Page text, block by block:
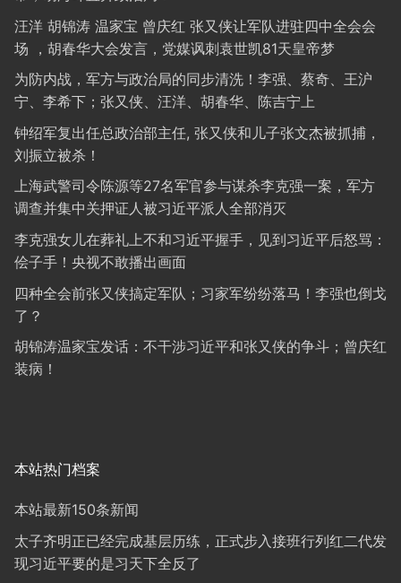
汪洋 胡锦涛 温家宝 曾庆红 张又侠让军队进驻四中全会会
场 ，胡春华大会发言，党媒讽刺袁世凯81天皇帝梦
为防内战，军方与政治局的同步清洗！李强、蔡奇、王沪
宁、李希下；张又侠、汪洋、胡春华、陈吉宁上
钟绍军复出任总政治部主任, 张又侠和儿子张文杰被抓捕，
刘振立被杀！
上海武警司令陈源等27名军官参与谋杀李克强一案，军方
调查并集中关押证人被习近平派人全部消灭
李克强女儿在葬礼上不和习近平握手，见到习近平后怒骂：
侩子手！央视不敢播出画面
四种全会前张又侠搞定军队；习家军纷纷落马！李强也倒戈
了？
胡锦涛温家宝发话：不干涉习近平和张又侠的争斗；曾庆红
装病！
本站热门档案
本站最新150条新闻
太子齐明正已经完成基层历练，正式步入接班行列红二代发
现习近平要的是习天下全反了